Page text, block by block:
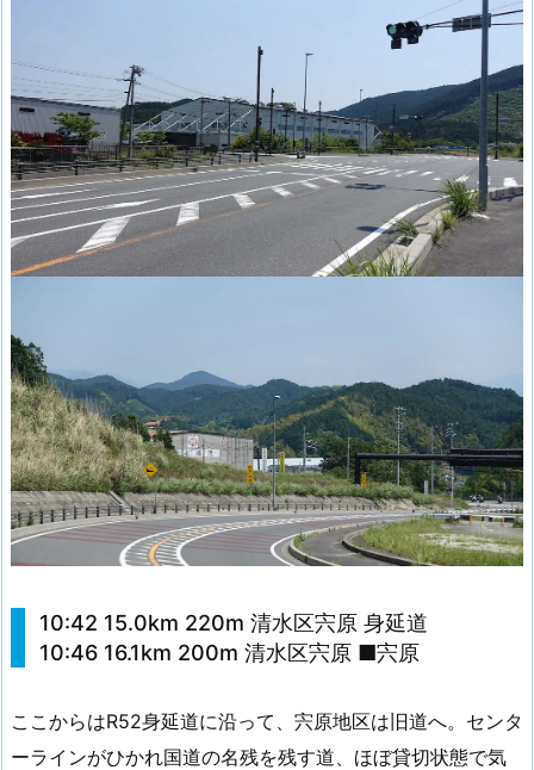
10:42 15.0km 220m 清水区宍原 身延道
10:46 16.1km 200m 清水区宍原 ■宍原
ここからはR52身延道に沿って、宍原地区は旧道へ。センタ
ーラインがひかれ国道の名残を残す道、ほぼ貸切状態で気